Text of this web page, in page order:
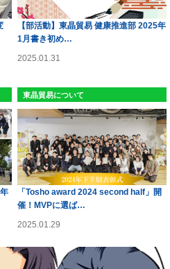
【部活動】東晶貿易 健康推進部 2025年
1月書き初め…
2025.01.31
東晶貿易について
「Tosho award 2024 second half」開
催！MVPに選ば…
2025.01.29